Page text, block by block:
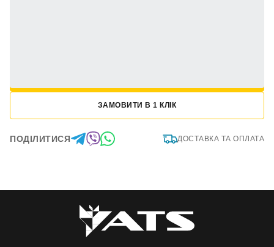
ЗАМОВИТИ В 1 КЛІК
ПОДІЛИТИСЯ ДОСТАВКА ТА ОПЛАТА